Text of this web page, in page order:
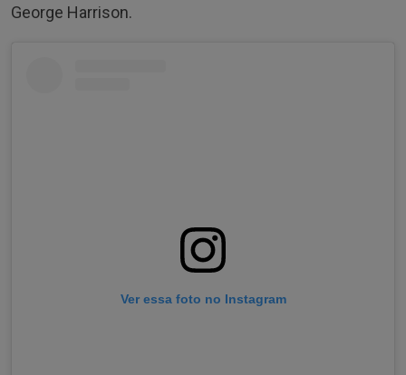
George Harrison.
Ver essa foto no Instagram